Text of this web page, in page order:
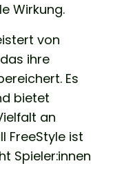
Wirkung.
von
ihre
Es
bietet
an
FreeStyle ist
Spieler:innen